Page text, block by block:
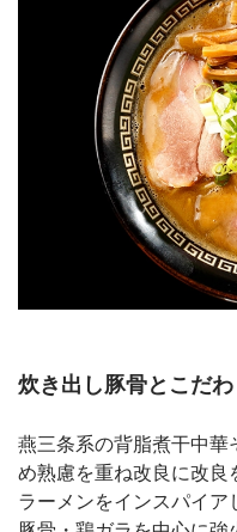
炊き出し豚骨とこだ
燕三条系の背脂煮干中華
め熟慮を重ね改良に改良
ラーメンをインスパイ